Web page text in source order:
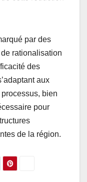
par des
rationalisation
des
aux
bien
pour
de la région.